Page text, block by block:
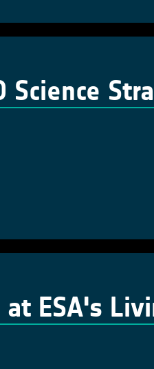
Science
at ESA's